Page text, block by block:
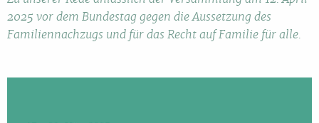
2025 vor dem Bundestag gegen die Aussetzung des
Familiennachzugs und für das Recht auf Familie für alle.